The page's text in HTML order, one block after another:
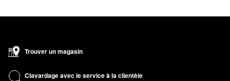
Trouver un magasin
Clavardage avec le service à la clientèle